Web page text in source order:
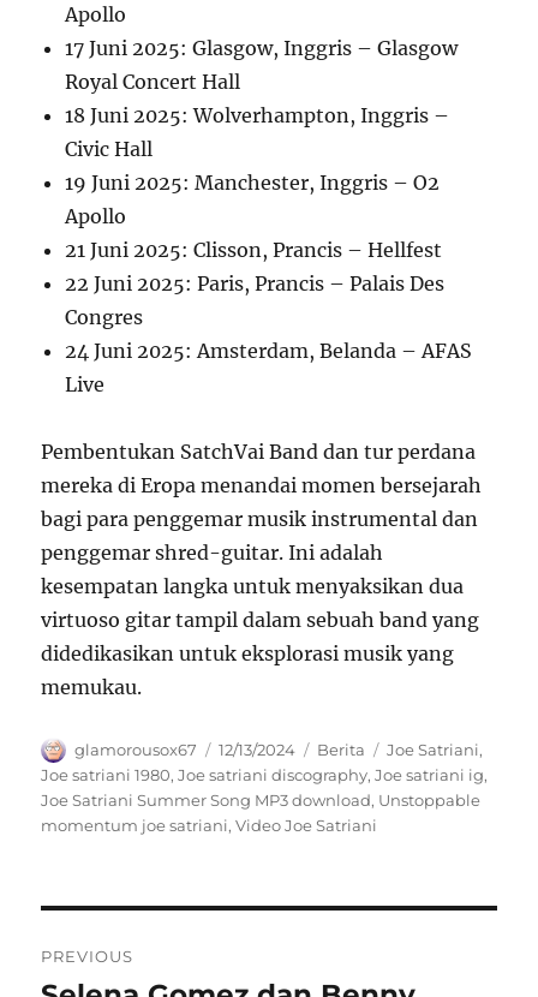
Apollo
17 Juni 2025: Glasgow, Inggris – Glasgow
Royal Concert Hall
18 Juni 2025: Wolverhampton, Inggris –
Civic Hall
19 Juni 2025: Manchester, Inggris – O2
Apollo
21 Juni 2025: Clisson, Prancis – Hellfest
22 Juni 2025: Paris, Prancis – Palais Des
Congres
24 Juni 2025: Amsterdam, Belanda – AFAS
Live
Pembentukan SatchVai Band dan tur perdana
mereka di Eropa menandai momen bersejarah
bagi para penggemar musik instrumental dan
penggemar shred-guitar. Ini adalah
kesempatan langka untuk menyaksikan dua
virtuoso gitar tampil dalam sebuah band yang
didedikasikan untuk eksplorasi musik yang
memukau.
Author
glamorousox67
Posted
on
12/13/2024 Categories
Berita Tags
Joe Satriani,
Joe satriani 1980,Joe satriani discography,Joe satriani ig,
Joe Satriani Summer Song MP3 download, Unstoppable
momentum joe satriani,Video Joe Satriani
pos
PREVIOUS